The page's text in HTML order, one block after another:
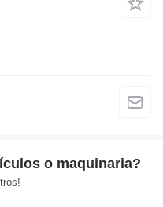
o maquinaria?